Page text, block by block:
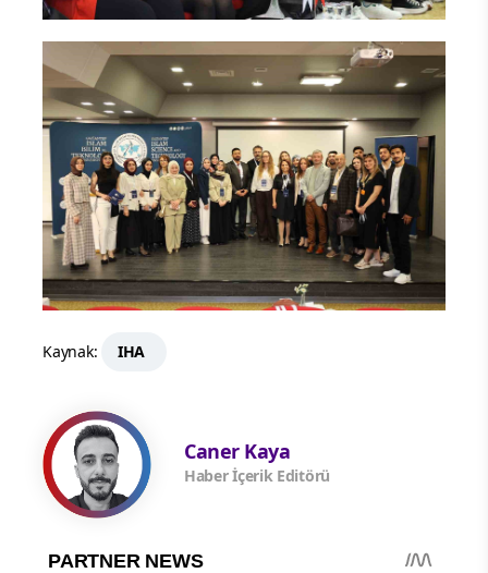
Kaynak: IHA
Caner Kaya
Haber İçerik Editörü